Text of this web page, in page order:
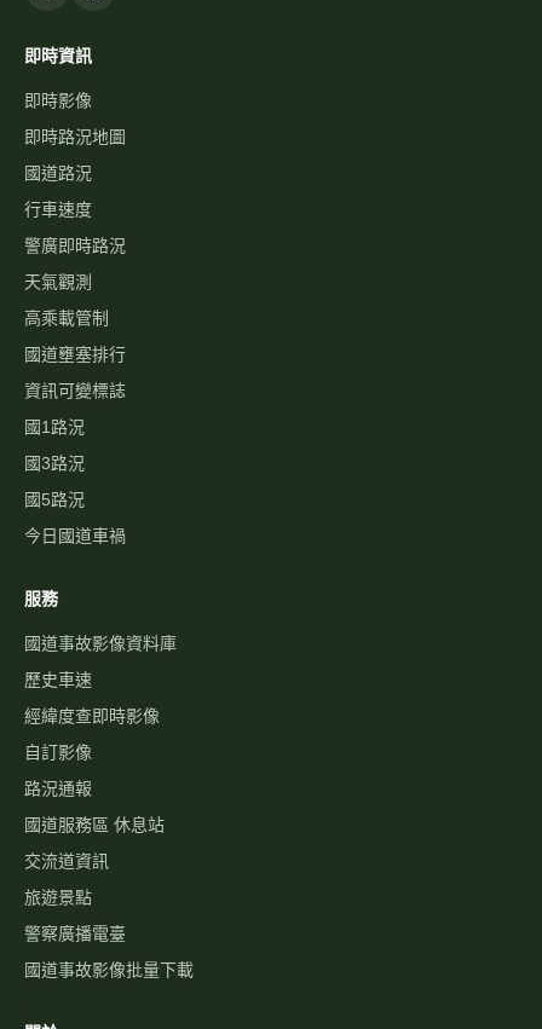
即時資訊
即時影像
即時路況地圖
國道路況
行車速度
警廣即時路況
天氣觀測
高乘載管制
國道壅塞排行
資訊可變標誌
國1路況
國3路況
國5路況
今日國道車禍
服務
國道事故影像資料庫
歷史車速
經緯度查即時影像
自訂影像
路況通報
國道服務區 休息站
交流道資訊
旅遊景點
警察廣播電臺
國道事故影像批量下載